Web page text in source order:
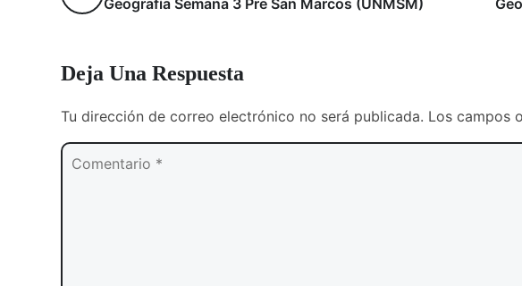
Deja Una Respuesta
Tu dirección de correo electrónico no será publicada. Los campos